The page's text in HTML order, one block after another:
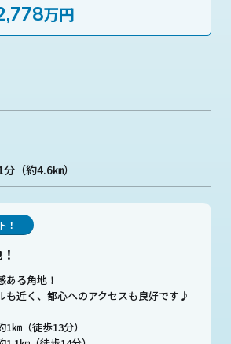
万円
（約4.6㎞）
！
ある角地！
も近く、都心へのアクセスも良好です♪
㎞（徒歩13分）